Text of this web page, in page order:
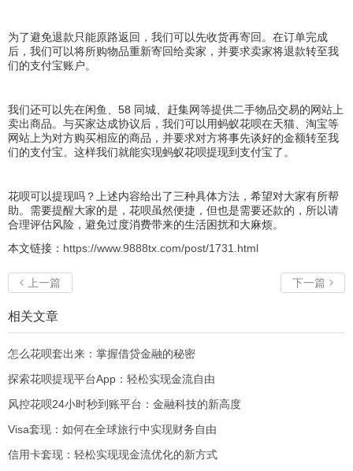
为了避免退款只能原路返回，我们可以先收货再寄回。在订单完成
后，我们可以将所购物品重新寄回给卖家，并要求卖家将退款转至我
们的支付宝账户。
我们还可以先在闲鱼、58 同城、赶集网等提供二手物品交易的网站上
卖出商品。与买家达成协议后，我们可以用蚂蚁花呗在天猫、淘宝等
网站上为对方购买相应的商品，并要求对方将事先谈好的金额转至我
们的支付宝。这样我们就能实现蚂蚁花呗提现到支付宝了。
花呗可以提现吗？上述内容给出了三种具体方法，希望对大家有所帮
助。需要提醒大家的是，花呗虽然便捷，但也是需要还款的，所以请
合理评估风险，避免过度消费带来的生活困扰和大麻烦。
本文链接： https://www.9888tx.com/post/1731.html
 上一篇 下一篇 
相关文章
怎么花呗套出来：掌握借贷金融的秘密
探索花呗提现平台App：轻松实现金流自由
风控花呗24小时秒到账平台：金融科技的新高度
Visa套现：如何在全球旅行中实现财务自由
信用卡套现：轻松实现现金流优化的新方式